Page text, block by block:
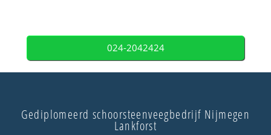
024-2042424
Gediplomeerd schoorsteenveegbedrijf Nijmegen
Lankforst